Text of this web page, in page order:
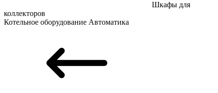
Шкафы для
коллекторов
Котельное оборудование Автоматика